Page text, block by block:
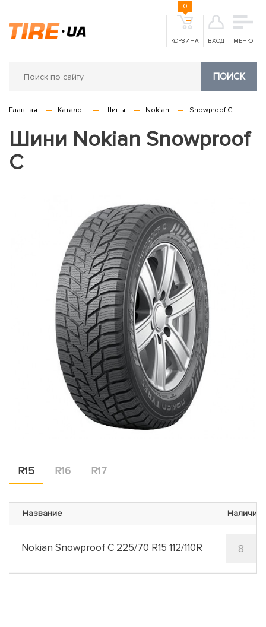
КОРЗИНА
0
ВХОД МЕНЮ
ПОИСК
Главная Каталог Шины Nokian Snowproof C
Шини Nokian Snowproof
C
R15 R16 R17
Название Наличие
Nokian Snowproof C 225/70 R15 112/110R 8